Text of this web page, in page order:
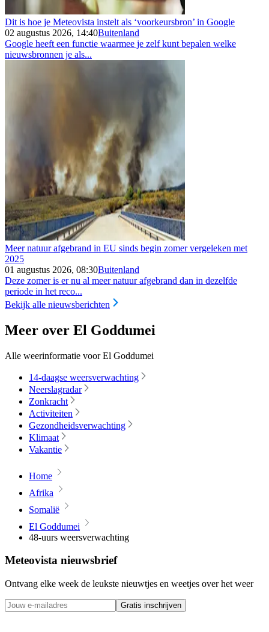
Dit is hoe je Meteovista instelt als ‘voorkeursbron’ in Google
02 augustus 2026, 14:40Buitenland
Google heeft een functie waarmee je zelf kunt bepalen welke
nieuwsbronnen je als...
Meer natuur afgebrand in EU sinds begin zomer vergeleken met
2025
01 augustus 2026, 08:30Buitenland
Deze zomer is er nu al meer natuur afgebrand dan in dezelfde
periode in het reco...
Bekijk alle nieuwsberichten
Meer over El Goddumei
Alle weerinformatie voor El Goddumei
14-daagse weersverwachting
Neerslagradar
Zonkracht
Activiteiten
Gezondheidsverwachting
Klimaat
Vakantie
Home
Afrika
Somalië
El Goddumei
48-uurs weersverwachting
Meteovista nieuwsbrief
Ontvang elke week de leukste nieuwtjes en weetjes over het weer
Gratis inschrijven